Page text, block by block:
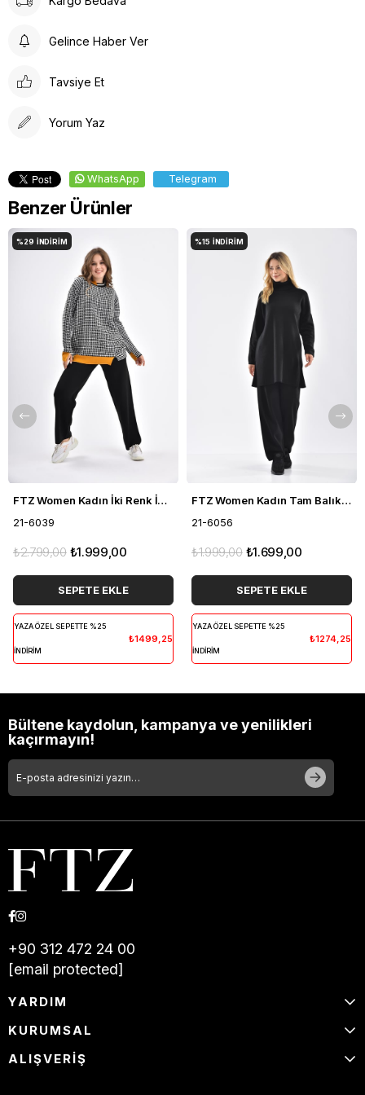
Düşük Isıda Ütüleme Yapınız
Gelince Haber Ver
Tavsiye Et
Yorum Yaz
WhatsApp Telegram
Benzer Ürünler
FTZ Women Kadın İki Renk İkili Takım Siyah 21-6039
21-6039
₺1.999,00
₺2.799,00
SEPETE EKLE
YAZA ÖZEL SEPETTE %25
İNDİRİM
₺1499,25
%29 İNDIRIM
FTZ Women Kadın Tam Balıkçı İkili Takım Siyah 21-6056
21-6056
₺1.699,00
₺1.999,00
SEPETE EKLE
YAZA ÖZEL SEPETTE %25
İNDİRİM
₺1274,25
%15 İNDIRIM
Bültene kaydolun, kampanya ve yenilikleri
kaçırmayın!
+90 312 472 24 00
[email protected]
YARDIM
KURUMSAL
ALIŞVERİŞ